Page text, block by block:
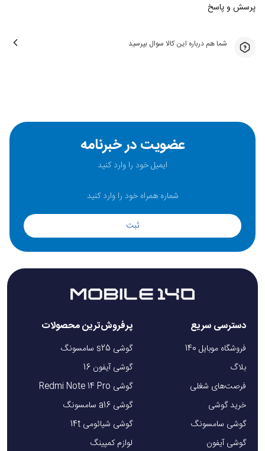
پرسش و پاسخ
شما هم درباره این کالا سوال بپرسید
عضویت در خبرنامه
ثبت
دسترسی سریع
فروشگاه موبایل 140
بلاگ
فرصت‌های شغلی
خرید گوشی
گوشی سامسونگ
گوشی آیفون
پرفروش‌ترین محصولات
گوشی s25 سامسونگ
گوشی آیفون 16
گوشی Redmi Note 14 Pro
گوشی a16 سامسونگ
گوشی شیائومی 14t
لوازم کمپینگ